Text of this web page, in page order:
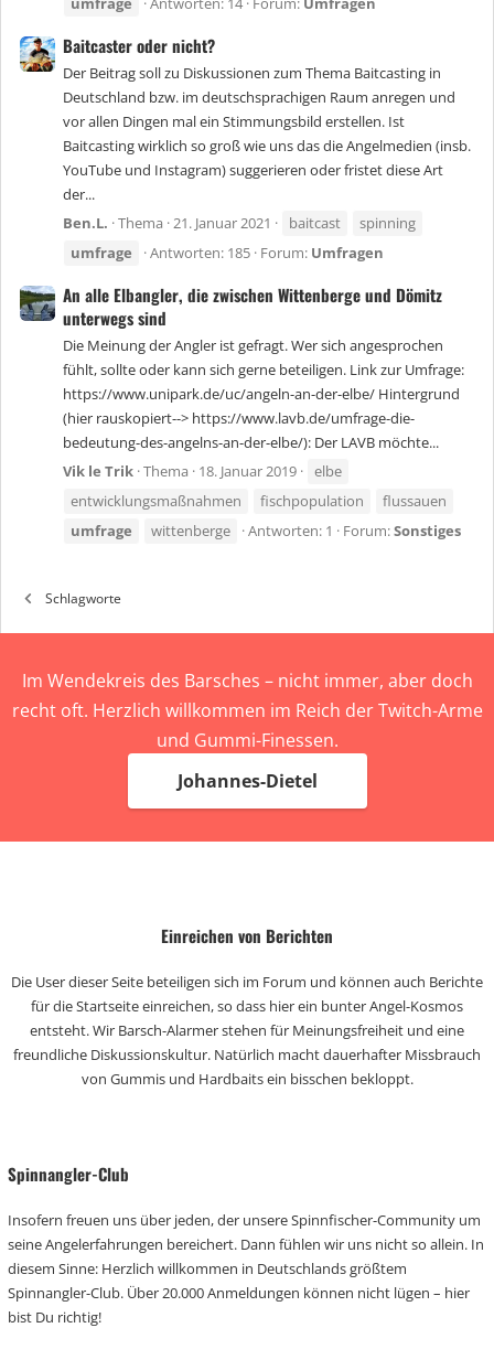
Baitcaster oder nicht?
Der Beitrag soll zu Diskussionen zum Thema Baitcasting in
Deutschland bzw. im deutschsprachigen Raum anregen und
vor allen Dingen mal ein Stimmungsbild erstellen. Ist
Baitcasting wirklich so groß wie uns das die Angelmedien (insb.
YouTube und Instagram) suggerieren oder fristet diese Art
der...
Ben.L. Thema 21. Januar 2021 baitcast
spinning
umfrage
Antworten: 185 Forum: Umfragen
An alle Elbangler, die zwischen Wittenberge und Dömitz
unterwegs sind
Die Meinung der Angler ist gefragt. Wer sich angesprochen
fühlt, sollte oder kann sich gerne beteiligen. Link zur Umfrage:
https://www.unipark.de/uc/angeln-an-der-elbe/ Hintergrund
(hier rauskopiert--> https://www.lavb.de/umfrage-die-
bedeutung-des-angelns-an-der-elbe/): Der LAVB möchte...
Vik le Trik Thema 18. Januar 2019
elbe
entwicklungsmaßnahmen
fischpopulation
flussauen
umfrage
wittenberge Antworten: 1 Forum:Sonstiges
Schlagworte
Im Wendekreis des Barsches – nicht immer, aber doch
recht oft. Herzlich willkommen im Reich der Twitch-Arme
und Gummi-Finessen.
Johannes-Dietel
Einreichen von Berichten
Die User dieser Seite beteiligen sich im Forum und können auch Berichte
für die Startseite einreichen, so dass hier ein bunter Angel-Kosmos
entsteht. Wir Barsch-Alarmer stehen für Meinungsfreiheit und eine
freundliche Diskussionskultur. Natürlich macht dauerhafter Missbrauch
von Gummis und Hardbaits ein bisschen bekloppt.
Spinnangler-Club
Insofern freuen uns über jeden, der unsere Spinnfischer-Community um
seine Angelerfahrungen bereichert. Dann fühlen wir uns nicht so allein. In
diesem Sinne: Herzlich willkommen in Deutschlands größtem
Spinnangler-Club. Über 20.000 Anmeldungen können nicht lügen – hier
bist Du richtig!